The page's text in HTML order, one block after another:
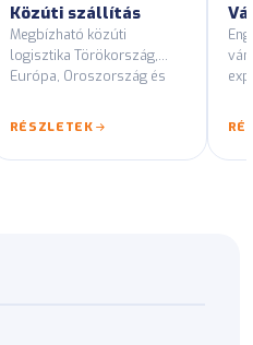
Közúti szállítás
Megbízható közúti
logisztika Törökország,
Európa, Oroszország és
RÉSZLETEK